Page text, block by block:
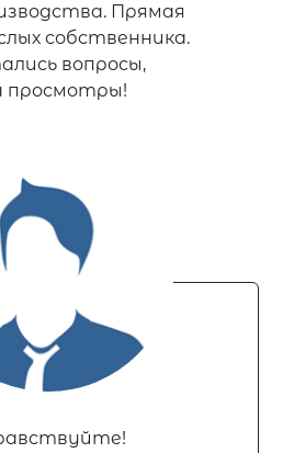
Прямая
собственника.
вопросы,
просмотры!